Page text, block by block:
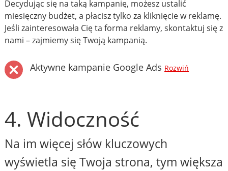
Decydując się na taką kampanię, możesz ustalić
miesięczny budżet, a płacisz tylko za kliknięcie w reklamę.
Jeśli zainteresowała Cię ta forma reklamy, skontaktuj się z
nami – zajmiemy się Twoją kampanią.
Aktywne kampanie Google Ads Rozwiń
4. Widoczność
Na im więcej słów kluczowych
wyświetla się Twoja strona, tym większa